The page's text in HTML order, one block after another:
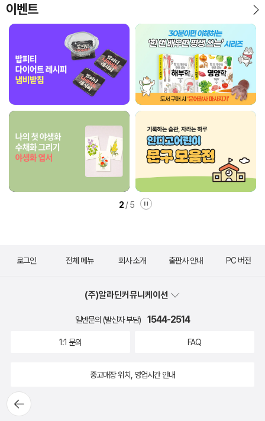
이벤트
2 /5
뒤로가
기
로그인 전체 메뉴 회사 소개 출판사 안내 PC 버전
(주)알라딘커뮤니케이션
일반문의 (발신자 부담) 1544-2514
1:1 문의 FAQ
중고매장 위치, 영업시간 안내